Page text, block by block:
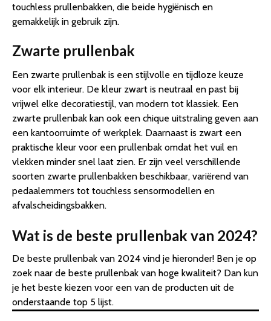
touchless prullenbakken, die beide hygiënisch en
gemakkelijk in gebruik zijn.
Zwarte prullenbak
Een zwarte prullenbak is een stijlvolle en tijdloze keuze
voor elk interieur. De kleur zwart is neutraal en past bij
vrijwel elke decoratiestijl, van modern tot klassiek. Een
zwarte prullenbak kan ook een chique uitstraling geven aan
een kantoorruimte of werkplek. Daarnaast is zwart een
praktische kleur voor een prullenbak omdat het vuil en
vlekken minder snel laat zien. Er zijn veel verschillende
soorten zwarte prullenbakken beschikbaar, variërend van
pedaalemmers tot touchless sensormodellen en
afvalscheidingsbakken.
Wat is de beste prullenbak van 2024?
De beste prullenbak van 2024 vind je hieronder! Ben je op
zoek naar de beste prullenbak van hoge kwaliteit? Dan kun
je het beste kiezen voor een van de producten uit de
onderstaande top 5 lijst.